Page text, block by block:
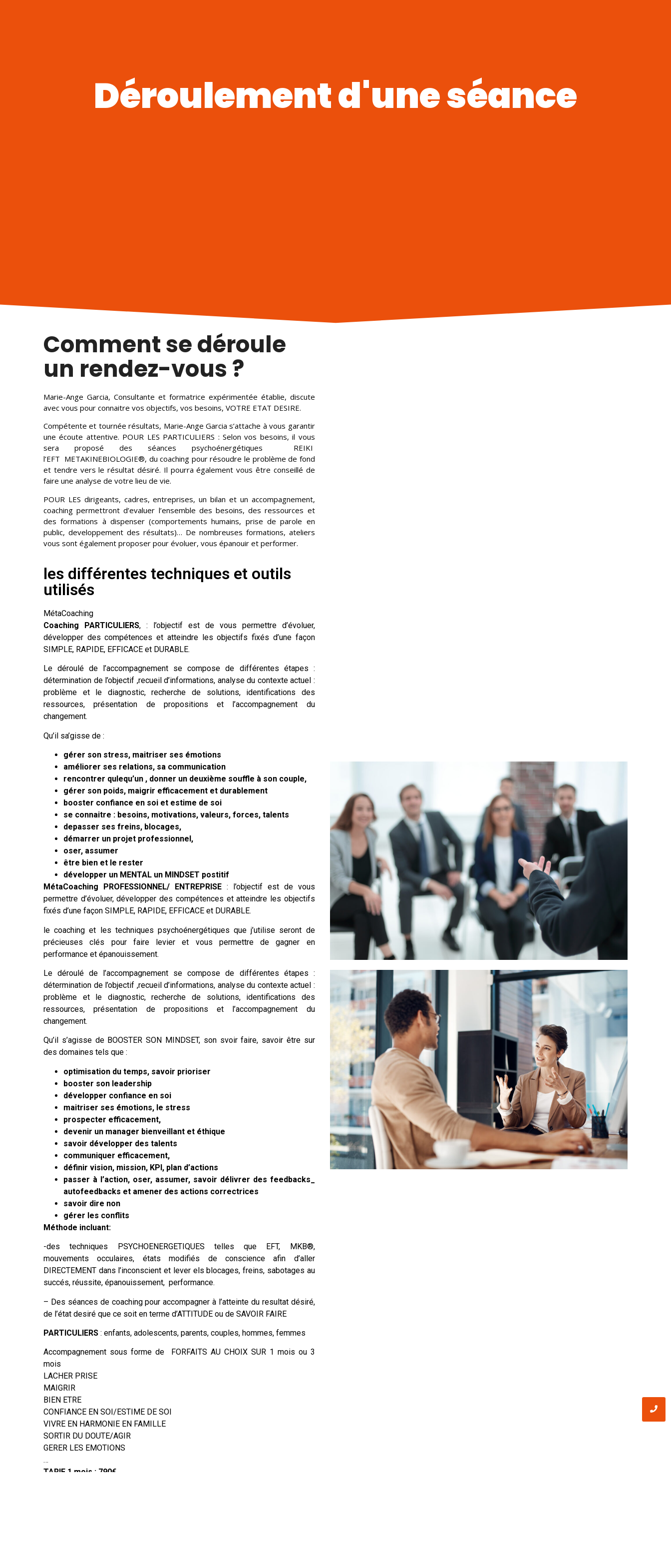
Déroulement d'une séance
Comment se déroule
un rendez-vous ?
Marie-Ange Garcia, Consultante et formatrice expérimentée établie, discute
avec vous pour connaitre vos objectifs, vos besoins, VOTRE ETAT DESIRE.
Compétente et tournée résultats, Marie-Ange Garcia s’attache à vous garantir
une écoute attentive. POUR LES PARTICULIERS : Selon vos besoins, il vous
sera proposé des séances psychoénergétiques REIKI
l’EFT METAKINEBIOLOGIE®, du coaching pour résoudre le problème de fond
et tendre vers le résultat désiré. Il pourra également vous être conseillé de
faire une analyse de votre lieu de vie.
POUR LES dirigeants, cadres, entreprises, un bilan et un accompagnement,
coaching permettront d’evaluer l’ensemble des besoins, des ressources et
des formations à dispenser (comportements humains, prise de parole en
public, developpement des résultats)… De nombreuses formations, ateliers
vous sont également proposer pour évoluer, vous épanouir et performer.
les différentes techniques et outils
utilisés
MétaCoaching
Coaching PARTICULIERS, : l’objectif est de vous permettre d’évoluer,
développer des compétences et atteindre les objectifs fixés d’une façon
SIMPLE, RAPIDE, EFFICACE et DURABLE.
Le déroulé de l’accompagnement se compose de différentes étapes :
détermination de l’objectif ,recueil d’informations, analyse du contexte actuel :
problème et le diagnostic, recherche de solutions, identifications des
ressources, présentation de propositions et l’accompagnement du
changement.
Qu’il sa’gisse de :
gérer son stress, maitriser ses émotions
améliorer ses relations, sa communication
rencontrer qulequ’un , donner un deuxième souffle à son couple,
gérer son poids, maigrir efficacement et durablement
booster confiance en soi et estime de soi
se connaitre : besoins, motivations, valeurs, forces, talents
depasser ses freins, blocages,
démarrer un projet professionnel,
oser, assumer
être bien et le rester
développer un MENTAL un MINDSET postitif
MétaCoaching PROFESSIONNEL/ ENTREPRISE: l’objectif est de vous
permettre d’évoluer, développer des compétences et atteindre les objectifs
fixés d’une façon SIMPLE, RAPIDE, EFFICACE et DURABLE.
le coaching et les techniques psychoénergétiques que j’utilise seront de
précieuses clés pour faire levier et vous permettre de gagner en
performance et épanouissement.
Le déroulé de l’accompagnement se compose de différentes étapes :
détermination de l’objectif ,recueil d’informations, analyse du contexte actuel :
problème et le diagnostic, recherche de solutions, identifications des
ressources, présentation de propositions et l’accompagnement du
changement.
Qu’il s’agisse de BOOSTER SON MINDSET, son svoir faire, savoir être sur
des domaines tels que :
optimisation du temps, savoir prioriser
booster son leadership
développer confiance en soi
maitriser ses émotions, le stress
prospecter efficacement,
devenir un manager bienveillant et éthique
savoir développer des talents
communiquer efficacement,
définir vision, mission, KPI, plan d’actions
passer à l’action, oser, assumer, savoir délivrer des feedbacks_
autofeedbacks et amener des actions correctrices
savoir dire non
gérer les conflits
Méthode incluant:
-des techniques PSYCHOENERGETIQUES telles que EFT, MKB®,
mouvements occulaires, états modifiés de conscience afin d’aller
DIRECTEMENT dans l’inconscient et lever els blocages, freins, sabotages au
succés, réussite, épanouissement, performance.
– Des séances de coaching pour accompagner à l’atteinte du resultat désiré,
de l’état desiré que ce soit en terme d’ATTITUDE ou de SAVOIR FAIRE
PARTICULIERS : enfants, adolescents, parents, couples, hommes, femmes
Accompagnement sous forme de FORFAITS AU CHOIX SUR 1 mois ou 3
mois
LACHER PRISE
MAIGRIR
BIEN ETRE
CONFIANCE EN SOI/ESTIME DE SOI
VIVRE EN HARMONIE EN FAMILLE
SORTIR DU DOUTE/AGIR
GERER LES EMOTIONS
…
TARIF 1 mois : 790€